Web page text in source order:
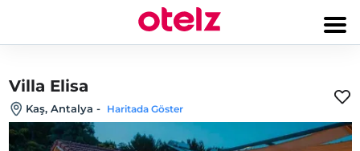
Villa Elisa
Kaş, Antalya - Haritada Göster